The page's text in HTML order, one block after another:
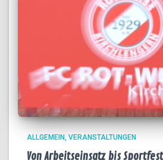
ALLGEMEIN VERANSTALTUNGEN
Von Arbeitseinsatz bis